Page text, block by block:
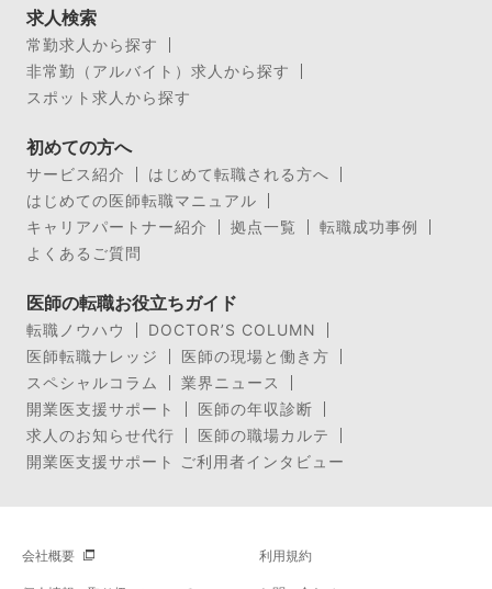
求人検索
常勤求人から探す
非常勤（アルバイト）求人から探す
スポット求人から探す
初めての方へ
サービス紹介
はじめて転職される方へ
はじめての医師転職マニュアル
キャリアパートナー紹介
拠点一覧
転職成功事例
よくあるご質問
医師の転職お役立ちガイド
転職ノウハウ
DOCTOR’S COLUMN
医師転職ナレッジ
医師の現場と働き方
スペシャルコラム
業界ニュース
開業医支援サポート
医師の年収診断
求人のお知らせ代行
医師の職場カルテ
開業医支援サポート ご利用者インタビュー
会社概要 利用規約